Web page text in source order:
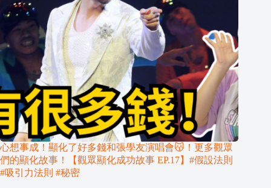
心想事成！顯化了好多錢和張學友演唱會😽！更多觀眾
們的顯化故事！【觀眾顯化成功故事 EP.17】#假設法則
#吸引力法則 #秘密